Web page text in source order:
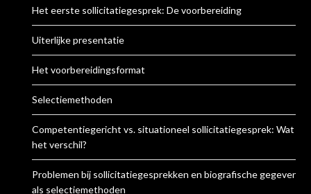
Het eerste sollicitatiegesprek: De voorbereiding
Uiterlijke presentatie
Het voorbereidingsformat
Selectiemethoden
Competentiegericht vs. situationeel sollicitatiegesprek: Wat is
het verschil?
Problemen bij sollicitatiegesprekken en biografische gegevens
als selectiemethoden